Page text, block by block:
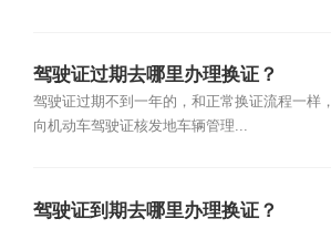
驾驶证过期去哪里办理换证？
驾驶证过期不到一年的，和正常换证流程一样，
向机动车驾驶证核发地车辆管理...
驾驶证到期去哪里办理换证？